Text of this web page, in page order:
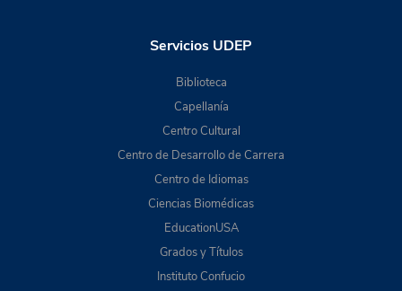
Servicios UDEP
Biblioteca
Capellanía
Centro Cultural
Centro de Desarrollo de Carrera
Centro de Idiomas
Ciencias Biomédicas
EducationUSA
Grados y Títulos
Instituto Confucio